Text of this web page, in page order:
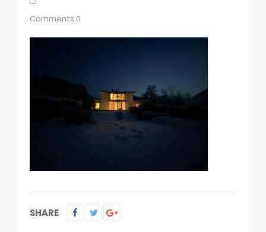
Comments:0
SHARE